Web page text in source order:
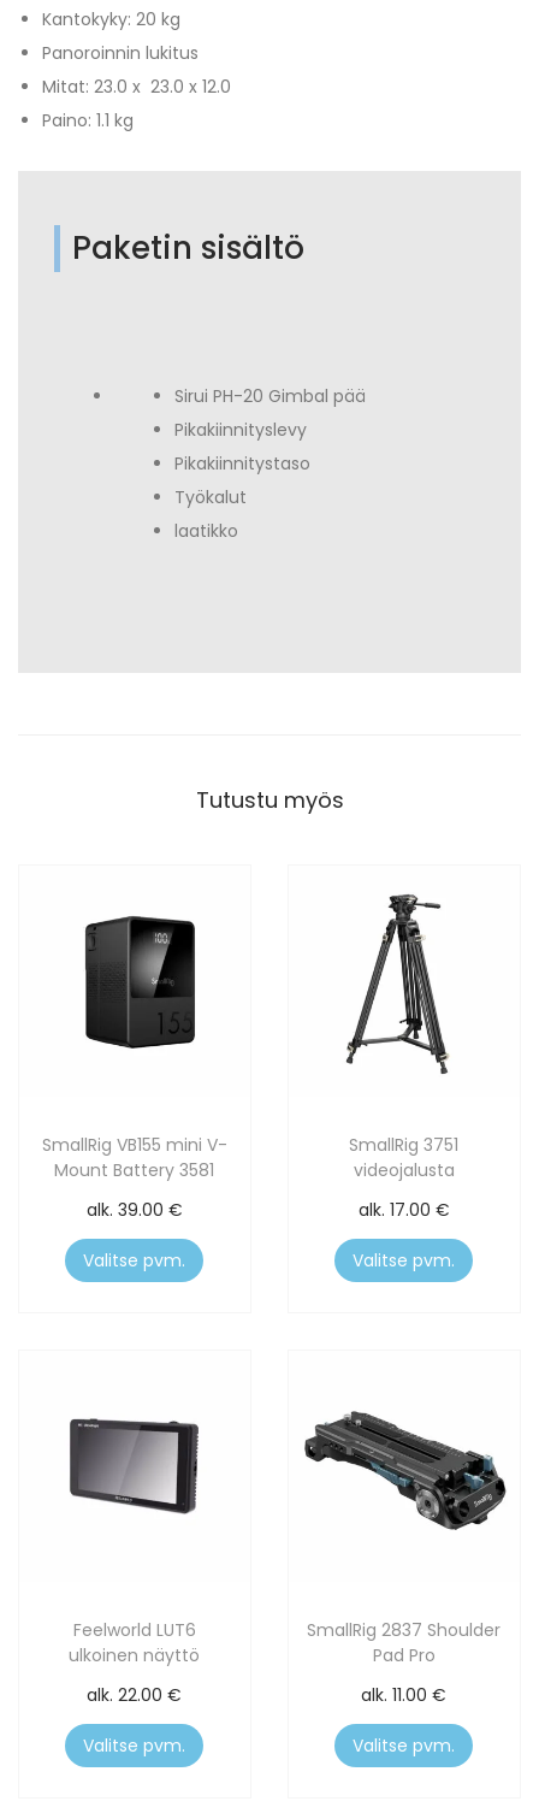
Kantokyky: 20 kg
Panoroinnin lukitus
Mitat: 23.0 x 23.0 x 12.0
Paino: 1.1 kg
Paketin sisältö
Sirui PH-20 Gimbal pää
Pikakiinnityslevy
Pikakiinnitystaso
Työkalut
laatikko
Tutustu myös
SmallRig VB155 mini V-
Mount Battery 3581
alk. 39.00 €
Valitse pvm.
SmallRig 3751
videojalusta
alk. 17.00 €
Valitse pvm.
Feelworld LUT6
ulkoinen näyttö
alk.22.00€
Valitse pvm.
SmallRig 2837 Shoulder
Pad Pro
alk.11.00€
Valitse pvm.